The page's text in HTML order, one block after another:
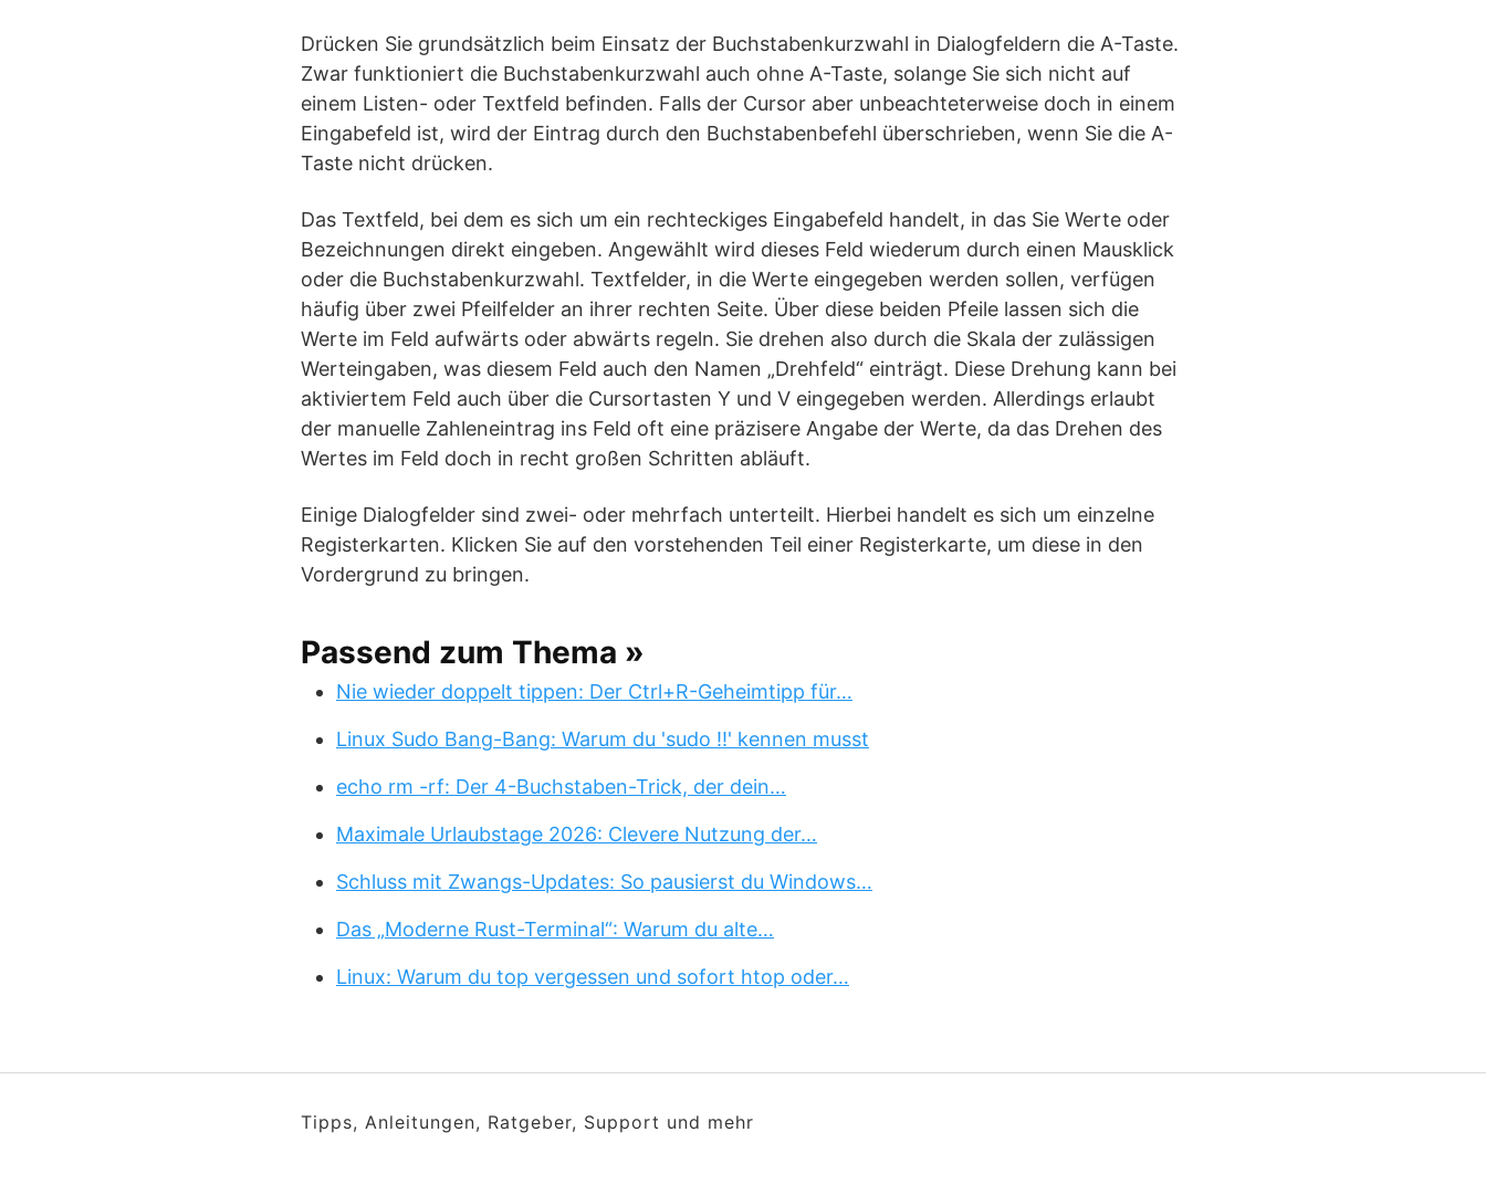
Drücken Sie grundsätzlich beim Einsatz der Buchstabenkurzwahl in Dialogfeldern die A-Taste.
Zwar funktioniert die Buchstabenkurzwahl auch ohne A-Taste, solange Sie sich nicht auf
einem Listen- oder Textfeld befinden. Falls der Cursor aber unbeachteterweise doch in einem
Eingabefeld ist, wird der Eintrag durch den Buchstabenbefehl überschrieben, wenn Sie die A-
Taste nicht drücken.
Das Textfeld, bei dem es sich um ein rechteckiges Eingabefeld handelt, in das Sie Werte oder
Bezeichnungen direkt eingeben. Angewählt wird dieses Feld wiederum durch einen Mausklick
oder die Buchstabenkurzwahl. Textfelder, in die Werte eingegeben werden sollen, verfügen
häufig über zwei Pfeilfelder an ihrer rechten Seite. Über diese beiden Pfeile lassen sich die
Werte im Feld aufwärts oder abwärts regeln. Sie drehen also durch die Skala der zulässigen
Werteingaben, was diesem Feld auch den Namen „Drehfeld“ einträgt. Diese Drehung kann bei
aktiviertem Feld auch über die Cursortasten Y und V eingegeben werden. Allerdings erlaubt
der manuelle Zahleneintrag ins Feld oft eine präzisere Angabe der Werte, da das Drehen des
Wertes im Feld doch in recht großen Schritten abläuft.
Einige Dialogfelder sind zwei- oder mehrfach unterteilt. Hierbei handelt es sich um einzelne
Registerkarten. Klicken Sie auf den vorstehenden Teil einer Registerkarte, um diese in den
Vordergrund zu bringen.
Passend zum Thema »
Nie wieder doppelt tippen: Der Ctrl+R-Geheimtipp für…
Linux Sudo Bang-Bang: Warum du 'sudo !!' kennen musst
echo rm -rf: Der 4-Buchstaben-Trick, der dein…
Maximale Urlaubstage 2026: Clevere Nutzung der…
Schluss mit Zwangs-Updates: So pausierst du Windows…
Das „Moderne Rust-Terminal“: Warum du alte…
Linux: Warum du top vergessen und sofort htop oder…
Tipps, Anleitungen, Ratgeber, Support und mehr